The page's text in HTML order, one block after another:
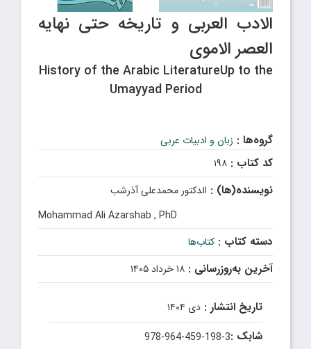
الادب العربی و تاریخه حتی نهایه
العصر الاموی
History of the Arabic LiteratureUp to the
Umayyad Period
گروه‌ها : زبان و ادبیات عربی
کد کتاب : ۱۹۸
نویسنده(ها) : الدکتور محمدعلی آذرشب
Mohammad Ali Azarshab , PhD
دسته کتاب : کتاب‌ها
آخرین به‌روزرسانی : ۱۸ خرداد ۱۴۰۵
تاریخ انتشار : دی ۱۴۰۴
شابک :978-964-459-198-3